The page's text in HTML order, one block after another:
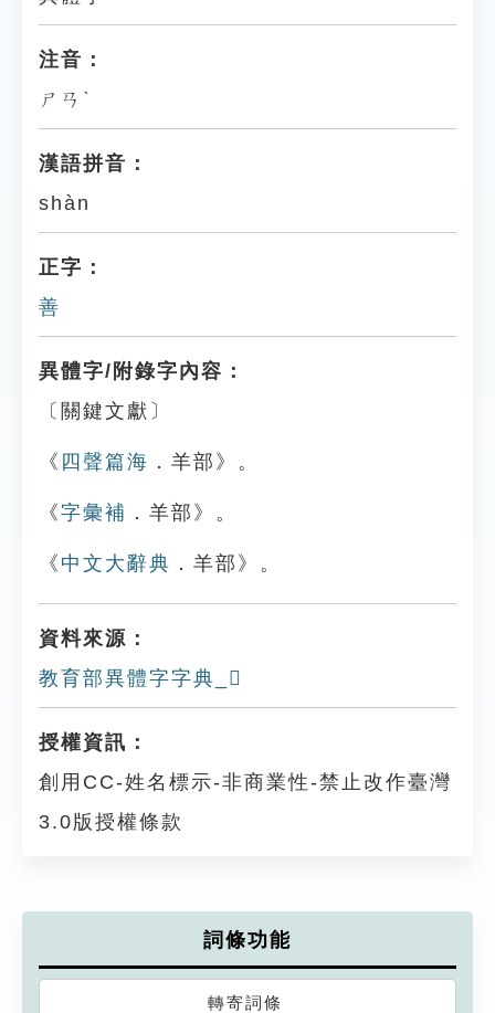
注音：
ㄕㄢˋ
漢語拼音：
shàn
正字：
善
異體字/附錄字內容：
〔關鍵文獻〕
《 四聲篇海 ．羊部》。
《字彙補 ．羊部》。
《 中文大辭典 ．羊部》。
資料來源：
教育部異體字字典_𦏟
授權資訊：
創用CC-姓名標示-非商業性-禁止改作臺灣
3.0版授權條款
詞條功能
轉寄詞條